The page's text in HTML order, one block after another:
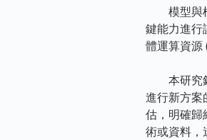
模型與框
鍵能力進行
體運算資源
本研究針
進行新方案
估，明確歸
術或資料，